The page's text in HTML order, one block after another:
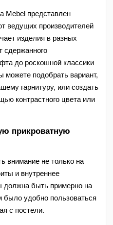
Mebel представлен
ведущих производителей
изделия в разных
сдержанного
до роскошной классики
подобрать вариант,
гарнитуру, или создать
контрастного цвета или
прикроватную
внимание не только на
и внутреннее
должна быть примерно на
было удобно пользоваться
с постели.